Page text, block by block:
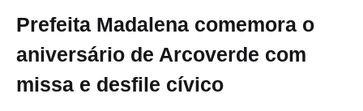
Prefeita Madalena comemora o
aniversário de Arcoverde com
missa e desfile cívico